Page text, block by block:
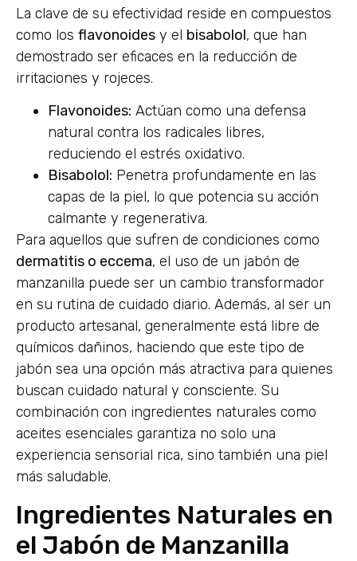
La clave de su efectividad reside en compuestos
como los flavonoides y el bisabolol, que han
demostrado ser eficaces en la reducción de
irritaciones y rojeces.
Flavonoides: Actúan como una defensa
natural contra los radicales libres,
reduciendo el estrés oxidativo.
Bisabolol: Penetra profundamente en las
capas de la piel, lo que potencia su acción
calmante y regenerativa.
Para aquellos que sufren de condiciones como
dermatitis o eccema, el uso de un jabón de
manzanilla puede ser un cambio transformador
en su rutina de cuidado diario. Además, al ser un
producto artesanal, generalmente está libre de
químicos dañinos, haciendo que este tipo de
jabón sea una opción más atractiva para quienes
buscan cuidado natural y consciente. Su
combinación con ingredientes naturales como
aceites esenciales garantiza no solo una
experiencia sensorial rica, sino también una piel
más saludable.
Ingredientes Naturales en
el Jabón de Manzanilla